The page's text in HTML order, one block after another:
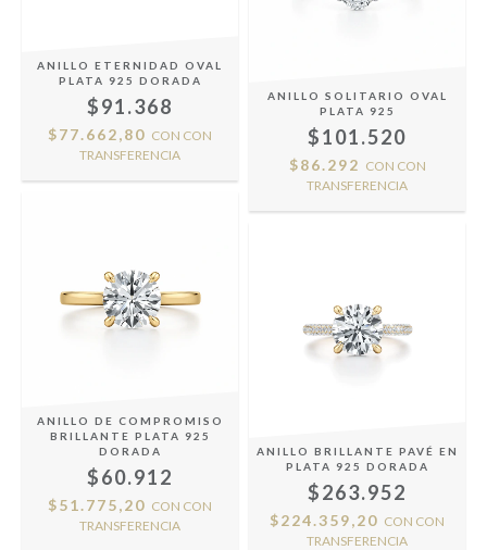
ANILLO ETERNIDAD OVAL
PLATA 925 DORADA
$91.368
$77.662,80 CON CON
TRANSFERENCIA
ANILLO SOLITARIO OVAL
PLATA 925
$101.520
$86.292 CON CON
TRANSFERENCIA
ANILLO DE COMPROMISO
BRILLANTE PLATA 925
DORADA
$60.912
$51.775,20 CON CON
TRANSFERENCIA
ANILLO BRILLANTE PAVÉ EN
PLATA 925 DORADA
$263.952
$224.359,20 CON CON
TRANSFERENCIA